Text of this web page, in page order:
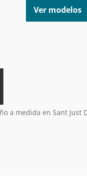
Ver modelos
a medida en Sant Just